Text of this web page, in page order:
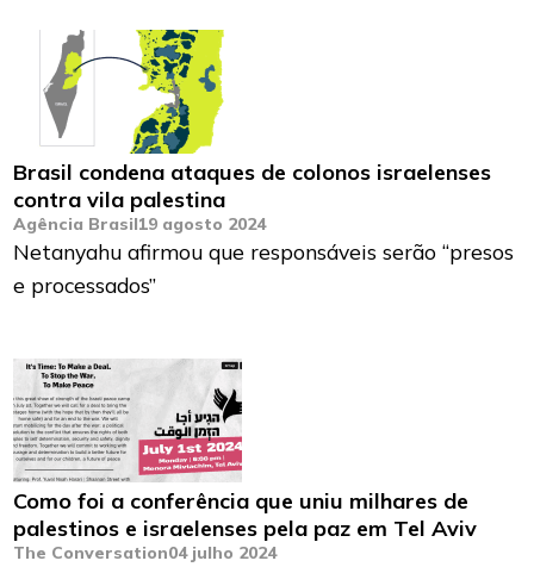
Brasil condena ataques de colonos israelenses
contra vila palestina
Agência Brasil19 agosto 2024
Netanyahu afirmou que responsáveis serão “presos
e processados”
Como foi a conferência que uniu milhares de
palestinos e israelenses pela paz em Tel Aviv
The Conversation04 julho 2024